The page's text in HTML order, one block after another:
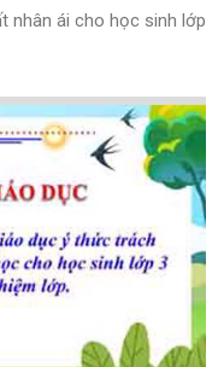
nhân ái cho học sinh lớp